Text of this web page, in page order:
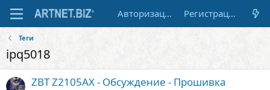
Авторизация Регистрация
Теги
ipq5018
ZBT Z2105AX - Обсуждение - Прошивка